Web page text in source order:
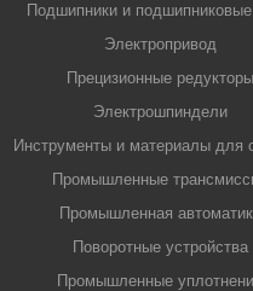
Подшипники и
Электропривод
Прецизионные редукторы
Электрошпиндели
Инструменты и материалы для
Промышленные
Промышленная
Поворотные устройства
Промышленные